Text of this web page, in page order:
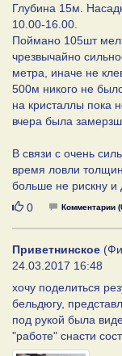
Глубина 15м.
10.00-16.00.
Поймано 105шт
чрезвычайно
метра, иначе не
500м никого не
на кристаллы пока
вчера была
В связи с очень
время ловли
больше не рискну и
Нравится
0 Комментарии
Приветнинское
24.03.2017 16:48
хочу поделиться
бельдюгу,
под рукой была
"работе" снасти